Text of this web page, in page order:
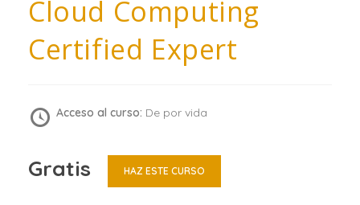
Cloud Computing
Certified Expert
Acceso al curso: De por vida
Gratis HAZ ESTE CURSO